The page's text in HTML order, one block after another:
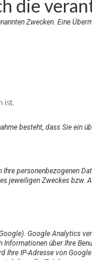
die
Zwecken. Eine
ist,
besteht, dass Sie ein
personenbezogenen
jeweiligen Zweckes
Google Analytics
über Ihre
IP-Adresse von